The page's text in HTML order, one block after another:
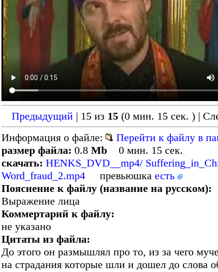
Предыдущий | 15 из 15 (0 мин. 15 сек. ) |
Информация о файле:
Перейти к файлу в
размер файла: 0.8 Mb 0 мин. 15 сек.
скачать: HENKS_DVD__mp4/
Word_fraud_2.mp4 превьюшка есть
Пояснение к файлу (название на русском):
Выражение лица
Коммертарий к файлу:
не указано
Цитаты из файла:
До этого он размышлял про то, из за чего
на страдания которые шли и дошел до слова